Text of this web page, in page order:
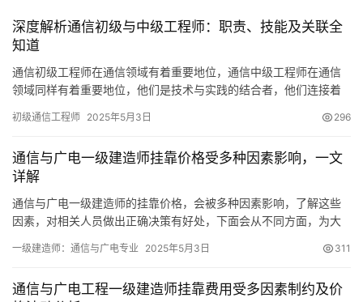
深度解析通信初级与中级工程师：职责、技能及关联全
知道
通信初级工程师在通信领域有着重要地位，通信中级工程师在通信
领域同样有着重要地位，他们是技术与实践的结合者，他们连接着
业。
初级通信工程师 2025年5月3日 296
通信与广电一级建造师挂靠价格受多种因素影响，一文
详解
通信与广电一级建造师的挂靠价格，会被多种因素影响，了解这些
因素，对相关人员做出正确决策有好处，下面会从不同方面，为大
一级建造师：通信与广电专业 2025年5月3日 311
通信与广电工程一级建造师挂靠费用受多因素制约及价